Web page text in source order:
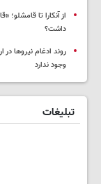
از آنکارا تا
داشت؟
روند ادغام نیروها
وجود ندارد
تبلیغات